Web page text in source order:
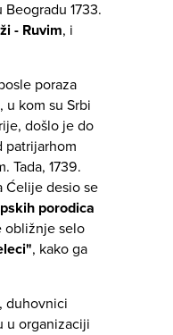
1733.
- Ruvim, i
poraza
u kom su Srbi
došlo je do
patrijarhom
Tada, 1739.
Ćelije desio se
porodica
obližnje selo
, kako ga
duhovnici
u organizaciji